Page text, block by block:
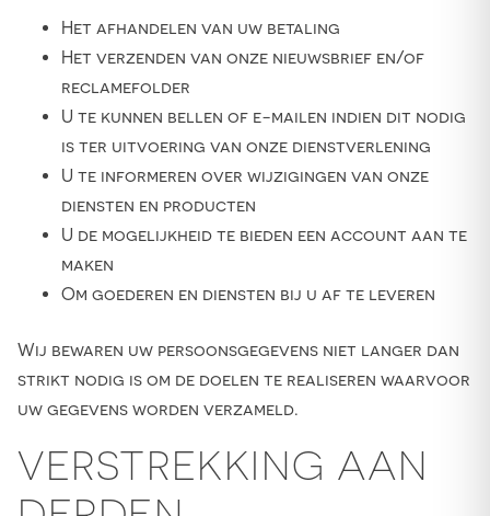
Het afhandelen van uw betaling
Het verzenden van onze nieuwsbrief en/of
reclamefolder
U te kunnen bellen of e-mailen indien dit nodig
is ter uitvoering van onze dienstverlening
U te informeren over wijzigingen van onze
diensten en producten
U de mogelijkheid te bieden een account aan te
maken
Om goederen en diensten bij u af te leveren
Wij bewaren uw persoonsgegevens niet langer dan
strikt nodig is om de doelen te realiseren waarvoor
uw gegevens worden verzameld.
VERSTREKKING AAN